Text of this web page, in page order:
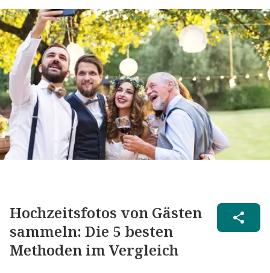
Hochzeitsfotos von Gästen
sammeln: Die 5 besten
Methoden im Vergleich